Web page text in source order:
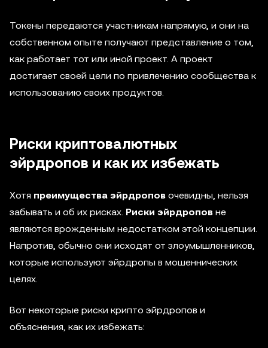
Токены передаются участникам напрямую, и они на
собственном опыте получают представление о том,
как работает тот или иной проект. А проект
достигает своей цели по привлечению сообщества к
использованию своих продуктов.
Риски криптовалютных
эйрдропов и как их избежать
Хотя преимущества эйрдропов очевидны, нельзя
забывать и об их рисках. Риски эйрдропов не
являются врожденным недостатком этой концепции.
Напротив, обычно они исходят от злоумышленников,
которые используют эйрдропы в мошеннических
целях.
Вот некоторые риски крипто эйрдропов и
объяснения, как их избежать: